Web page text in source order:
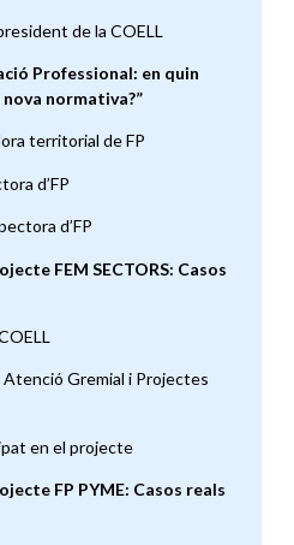
de la COELL
Professional: en quin
normativa?”
territorial de FP
d’FP
d’FP
FEM SECTORS: Casos
Gremial i Projectes
en el projecte
FP PYME: Casos reals